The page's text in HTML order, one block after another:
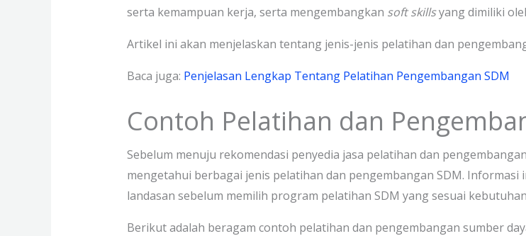
serta kemampuan kerja, serta mengembangkan soft skillsyang dimiliki
Artikel ini akan menjelaskan tentang jenis-jenis pelatihan dan
Baca juga: Penjelasan Lengkap Tentang Pelatihan Pengembangan SDM
Contoh Pelatihan dan
Sebelum menuju rekomendasi penyedia jasa pelatihan dan
mengetahui berbagai jenis pelatihan dan pengembangan SDM.
landasan sebelum memilih program pelatihan SDM yang sesuai
Berikut adalah beragam contoh pelatihan dan pengembangan sumber